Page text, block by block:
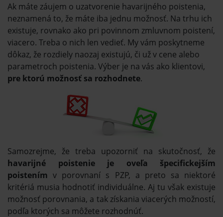
Ak máte záujem o uzatvorenie havarijného poistenia,
neznamená to, že máte iba jednu možnosť. Na trhu ich
existuje, rovnako ako pri povinnom zmluvnom poistení,
viacero. Treba o nich len vedieť. My vám poskytneme
dôkaz, že rozdiely naozaj existujú, či už v cene alebo
parametroch poistenia. Výber je na vás ako klientovi,
pre ktorú možnosť sa rozhodnete.
Samozrejme, že treba upozorniť na skutočnosť, že
havarijné poistenie je oveľa špecifickejším
poistením v porovnaní s PZP, a preto sa niektoré
kritériá musia hodnotiť individuálne. Aj tu však existuje
možnosť porovnania, a tak získania viacerých možností,
podľa ktorých sa môžete rozhodnúť.